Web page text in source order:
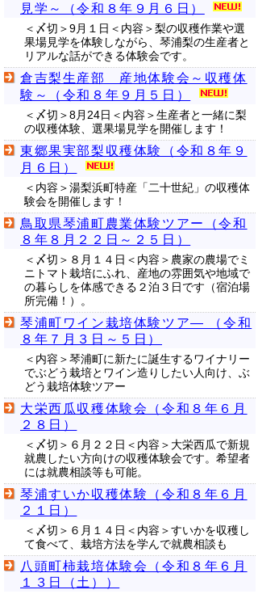
見学～（令和８年９月６日）
＜〆切＞9月１日＜内容＞梨の収穫作業や選
果場見学を体験しながら、琴浦梨の生産者と
リアルな話ができる体験会です。
倉吉梨生産部 産地体験会～収穫体
験～（令和８年９月５日）
＜〆切＞8月24日＜内容＞生産者と一緒に梨
の収穫体験、選果場見学を開催します！
東郷果実部梨収穫体験（令和８年９
月６日）
＜内容＞湯梨浜町特産「二十世紀」の収穫体
験会を開催します！
鳥取県琴浦町農業体験ツアー（令和
８年８月２２日～２５日）
＜〆切＞８月１４日＜内容＞農家の農場でミ
ニトマト栽培にふれ、産地の雰囲気や地域で
の暮らしを体感できる２泊３日です（宿泊場
所完備！）。
琴浦町ワイン栽培体験ツア― （令和
８年７月３日～５日）
＜内容＞琴浦町に新たに誕生するワイナリー
でぶどう栽培とワイン造りしたい人向け、ぶ
どう栽培体験ツアー
大栄西瓜収穫体験会（令和８年６月
２８日）
＜〆切＞６月２２日＜内容＞大栄西瓜で新規
就農したい方向けの収穫体験会です。希望者
には就農相談等も可能。
琴浦すいか収穫体験（令和８年６月
２１日）
＜〆切＞６月１４日＜内容＞すいかを収穫し
て食べて、栽培方法を学んで就農相談も
八頭町柿栽培体験会（令和８年６月
１３日（土））